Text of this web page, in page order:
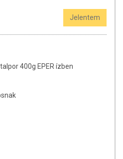
Jelentem
400g EPER ízben